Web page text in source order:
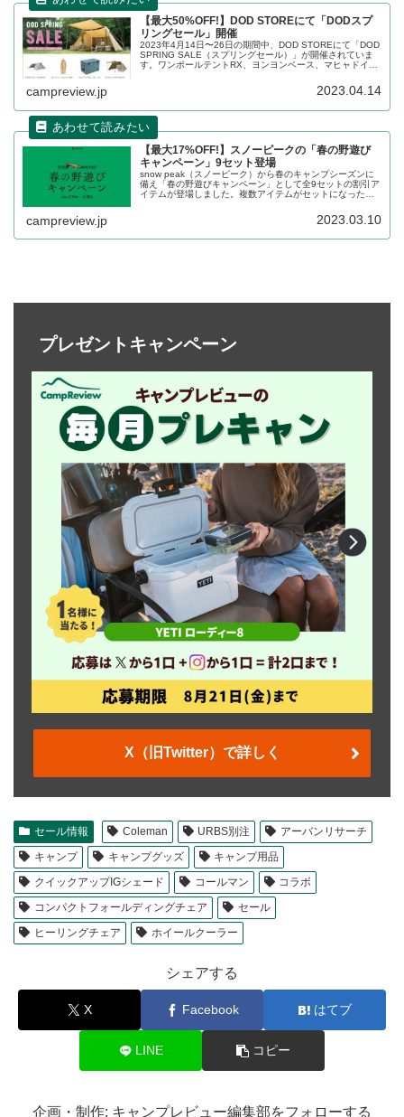
【最大50%OFF!】DOD STOREにて「DODスプ
リングセール」開催
2023年4月14日〜26日の期間中、DOD STOREにて「DOD
SPRING SALE（スプリングセール）」が開催されていま
す。ワンポールテントRX、ヨンヨンベース、マヒャドイナ
り引かれています。詳細をレビューします。
campreview.jp 2023.04.14
【最大17%OFF!】スノーピークの「春の野遊び
キャンペーン」9セット登場
snow peak（スノーピーク）から春のキャンプシーズンに
備え「春の野遊びキャンペーン」として全9セットの割引ア
イテムが登場しました。複数アイテムがセットになった商
campreview.jp 2023.03.10
プレゼントキャンペーン
X（旧Twitter）で詳しく
セール情報 Coleman URBS別注
アーバンリサーチ
キャンプ
キャンプグッズ
キャンプ用品
クイックアップIGシェード
コールマン
コラボ
コンパクトフォールディングチェア
セール
ヒーリングチェア
ホイールクーラー
シェアする
X Facebook はてブ
LINE コピー
企画・制作: キャンプレビュー編集部をフォローする